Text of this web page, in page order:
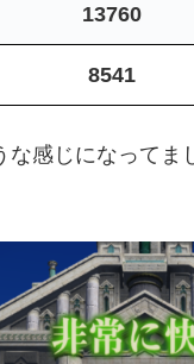
13760
8541
感じになって